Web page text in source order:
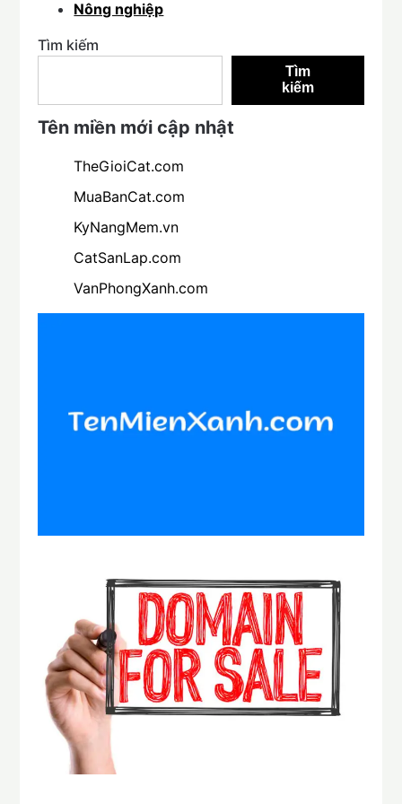
Nông nghiệp
Tìm kiếm
Tìm
kiếm
Tên miền mới cập nhật
TheGioiCat.com
MuaBanCat.com
KyNangMem.vn
CatSanLap.com
VanPhongXanh.com